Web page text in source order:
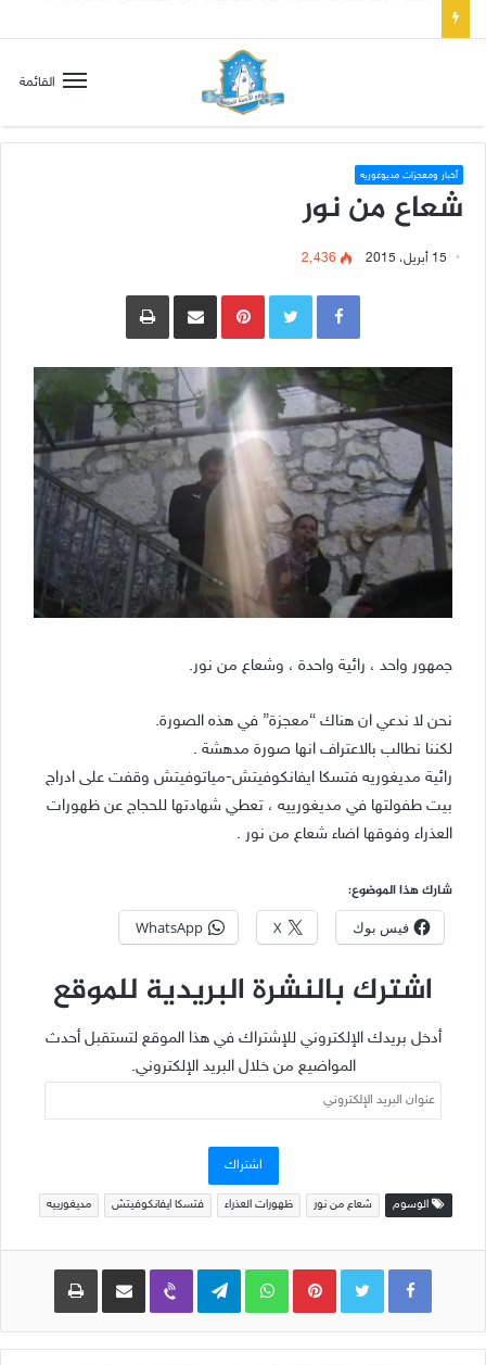
القائمة
أخبار ومعجزات مديوغوريه
شعاع من نور
15 أبريل، 2015 2٬436
Pinterestمشاركة عبر البريد طباعة
جمهور واحد ، رائية واحدة ، وشعاع من نور.
نحن لا ندعي ان هناك “معجزة” في هذه الصورة.
لكننا نطالب بالاعتراف انها صورة مدهشة .
رائية مديغوريه فتسكا ايفانكوفيتش-مياتوفيتش وقفت على ادراج
بيت طفولتها في مديغورييه ، تعطي شهادتها للحجاج عن ظهورات
العذراء وفوقها اضاء شعاع من نور .
شارك هذا الموضوع:
فيس بوك X
WhatsApp
اشترك بالنشرة البريدية للموقع
أدخل بريدك الإلكتروني للإشتراك في هذا الموقع لتستقبل أحدث
المواضيع من خلال البريد الإلكتروني.
عنوان
البريد
اشتراك
الوسوم شعاع من نور ظهورات العذراء فتسكا ايفانكوفيتش مديغورييه
Pinterest
WhatsApp
Telegram
Viber مشاركة عبر البريد طباعة